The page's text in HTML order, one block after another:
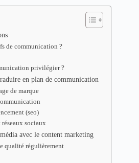
de communication ?
privilégier ?
en plan de communication
de marque
(seo)
sociaux
avec le content marketing
qualité régulièrement